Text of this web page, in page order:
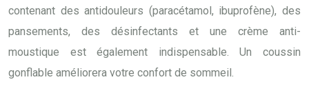
contenant des antidouleurs (paracétamol, ibuprofène), des
pansements, des désinfectants et une crème anti-
moustique est également indispensable. Un coussin
gonflable améliorera votre confort de sommeil.